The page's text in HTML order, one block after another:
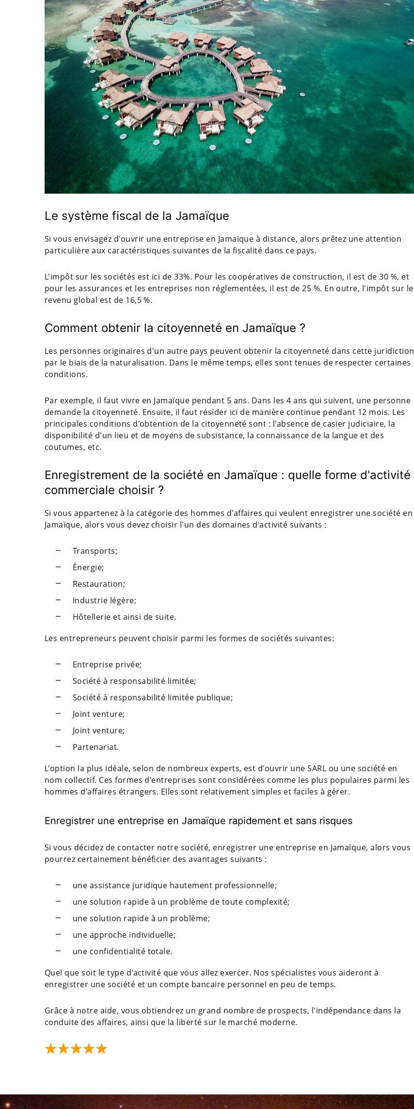
Le système fiscal de la Jamaïque
Si vous envisagez d'ouvrir une entreprise en Jamaïque à distance, alors prêtez une attention
particulière aux caractéristiques suivantes de la fiscalité dans ce pays.
L'impôt sur les sociétés est ici de 33%. Pour les coopératives de construction, il est de 30 %, et
pour les assurances et les entreprises non réglementées, il est de 25 %. En outre, l'impôt sur le
revenu global est de 16,5 %.
Comment obtenir la citoyenneté en Jamaïque ?
Les personnes originaires d'un autre pays peuvent obtenir la citoyenneté dans cette juridiction
par le biais de la naturalisation. Dans le même temps, elles sont tenues de respecter certaines
conditions.
Par exemple, il faut vivre en Jamaïque pendant 5 ans. Dans les 4 ans qui suivent, une personne
demande la citoyenneté. Ensuite, il faut résider ici de manière continue pendant 12 mois. Les
principales conditions d'obtention de la citoyenneté sont : l'absence de casier judiciaire, la
disponibilité d'un lieu et de moyens de subsistance, la connaissance de la langue et des
coutumes, etc.
Enregistrement de la société en Jamaïque : quelle forme d'activité
commerciale choisir ?
Si vous appartenez à la catégorie des hommes d'affaires qui veulent enregistrer une société en
Jamaïque, alors vous devez choisir l'un des domaines d'activité suivants :
Transports;
Énergie;
Restauration;
Industrie légère;
Hôtellerie et ainsi de suite.
Les entrepreneurs peuvent choisir parmi les formes de sociétés suivantes:
Entreprise privée;
Société à responsabilité limitée;
Société à responsabilité limitée publique;
Joint venture;
Joint venture;
Partenariat.
L'option la plus idéale, selon de nombreux experts, est d'ouvrir une SARL ou une société en
nom collectif. Ces formes d'entreprises sont considérées comme les plus populaires parmi les
hommes d'affaires étrangers. Elles sont relativement simples et faciles à gérer.
Enregistrer une entreprise en Jamaïque rapidement et sans risques
Si vous décidez de contacter notre société, enregistrer une entreprise en Jamaïque, alors vous
pourrez certainement bénéficier des avantages suivants :
une assistance juridique hautement professionnelle;
une solution rapide à un problème de toute complexité;
une solution rapide à un problème;
une approche individuelle;
une confidentialité totale.
Quel que soit le type d'activité que vous allez exercer. Nos spécialistes vous aideront à
enregistrer une société et un compte bancaire personnel en peu de temps.
Grâce à notre aide, vous obtiendrez un grand nombre de prospects, l'indépendance dans la
conduite des affaires, ainsi que la liberté sur le marché moderne.